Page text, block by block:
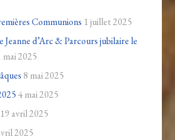
Communions 1 juillet 2025
Jeanne d’Arc & Parcours jubilaire le
mai 2025
8 mai 2025
4 mai 2025
19 avril 2025
2025